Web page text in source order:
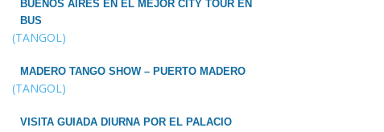
BUENOS AIRES EN EL MEJOR CITY TOUR EN
BUS
(TANGOL)
MADERO TANGO SHOW – PUERTO MADERO
(TANGOL)
VISITA GUIADA DIURNA POR EL PALACIO